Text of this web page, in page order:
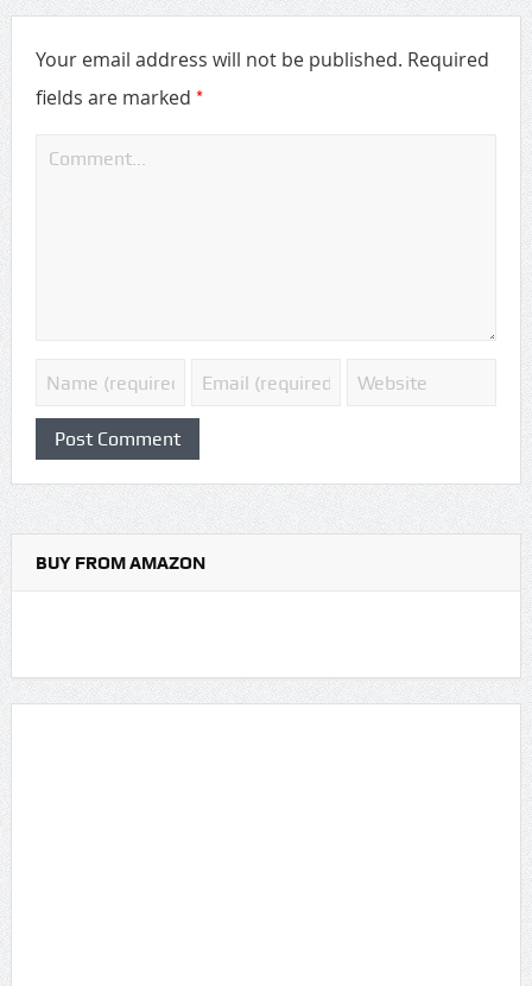
Your email address will not be published. Required
fields are marked *
BUY FROM AMAZON